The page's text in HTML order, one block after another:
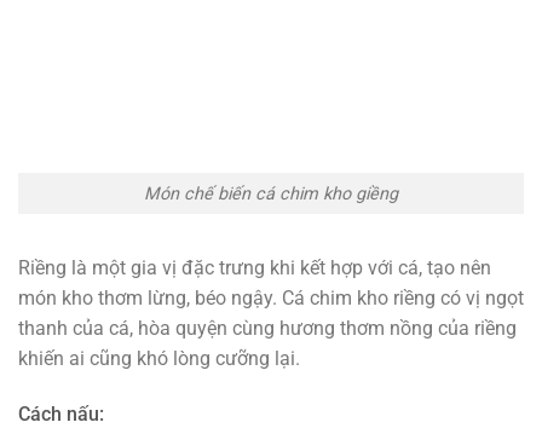
Món chế biến cá chim kho giềng
Riềng là một gia vị đặc trưng khi kết hợp với cá, tạo nên
món kho thơm lừng, béo ngậy. Cá chim kho riềng có vị ngọt
thanh của cá, hòa quyện cùng hương thơm nồng của riềng
khiến ai cũng khó lòng cưỡng lại.
Cách nấu: